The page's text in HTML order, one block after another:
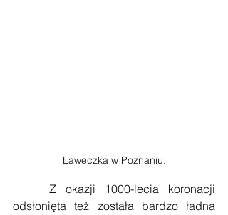
Ławeczka w Poznaniu.
Z okazji 1000-lecia koronacji
odsłonięta też została bardzo ładna